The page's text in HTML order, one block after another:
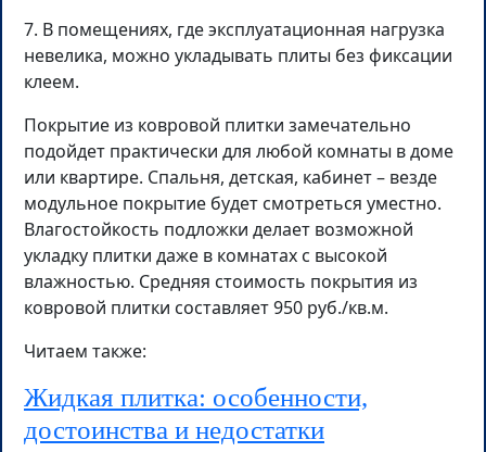
7. В помещениях, где эксплуатационная нагрузка
невелика, можно укладывать плиты без фиксации
клеем.
Покрытие из ковровой плитки замечательно
подойдет практически для любой комнаты в доме
или квартире. Спальня, детская, кабинет – везде
модульное покрытие будет смотреться уместно.
Влагостойкость подложки делает возможной
укладку плитки даже в комнатах с высокой
влажностью. Средняя стоимость покрытия из
ковровой плитки составляет 950 руб./кв.м.
Читаем также:
Жидкая плитка: особенности,
достоинства и недостатки